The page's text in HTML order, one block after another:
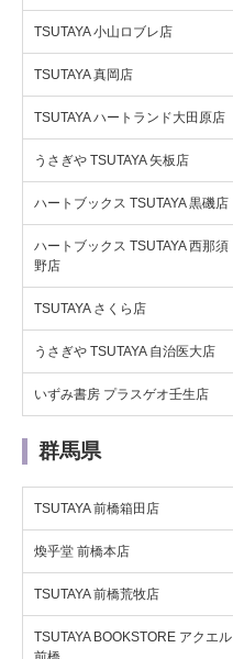
TSUTAYA 小山ロブレ店
TSUTAYA 真岡店
TSUTAYA ハートランド大田原店
うさぎや TSUTAYA 矢板店
ハートブックス TSUTAYA 黒磯店
ハートブックス TSUTAYA 西那須
野店
TSUTAYA さくら店
うさぎや TSUTAYA 自治医大店
いずみ書房 プラスゲオ壬生店
群馬県
TSUTAYA 前橋箱田店
煥乎堂 前橋本店
TSUTAYA 前橋荒牧店
TSUTAYA BOOKSTORE アクエル